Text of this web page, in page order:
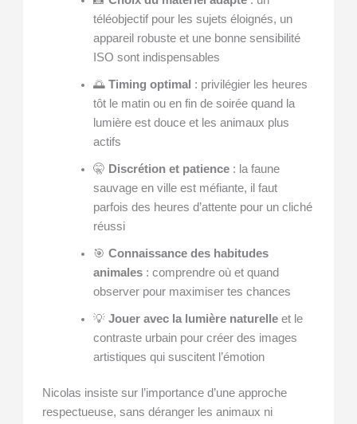
téléobjectif pour les sujets éloignés, un
appareil robuste et une bonne sensibilité
ISO sont indispensables
🌅 Timing optimal : privilégier les heures
tôt le matin ou en fin de soirée quand la
lumière est douce et les animaux plus
actifs
🤫 Discrétion et patience: la faune
sauvage en ville est méfiante, il faut
parfois des heures d’attente pour un cliché
réussi
🎯 Connaissance des habitudes
animales: comprendre où et quand
observer pour maximiser tes chances
💡 Jouer avec la lumière naturelleet le
contraste urbain pour créer des images
artistiques qui suscitent l’émotion
Nicolas insiste sur l’importance d’une approche
respectueuse, sans déranger les animaux ni